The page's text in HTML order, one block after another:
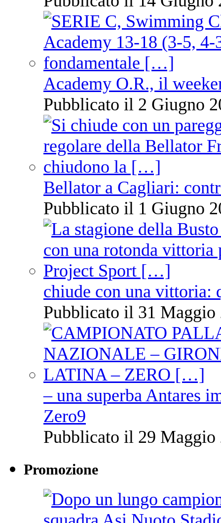
Academy O.R., il
Pubblicato il 2 Giugno
Bellator a Cagliari:
Pubblicato il 1 Giugno
chiude con una vittoria:
Pubblicato il 31 Maggio
– una superba Antares
Zero9
Pubblicato il 29 Maggio
Promozione